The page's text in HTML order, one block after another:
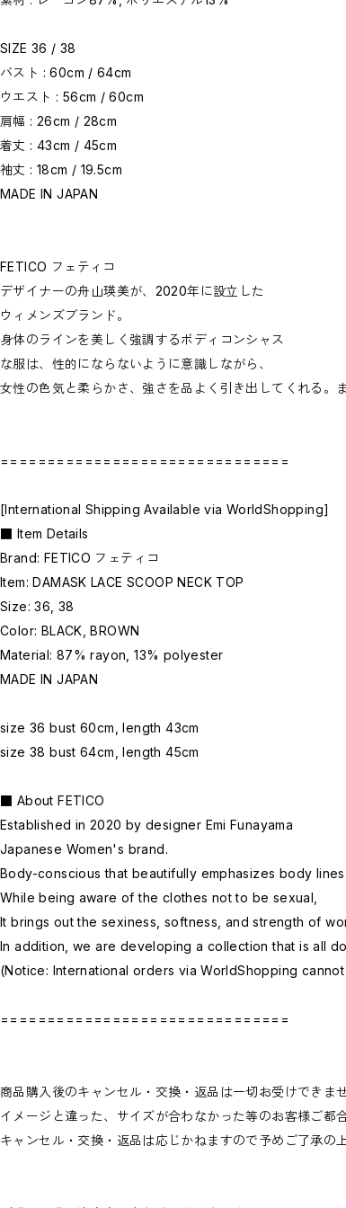
SIZE 36 / 38
バスト : 60cm / 64cm
ウエスト : 56cm / 60cm
肩幅 : 26cm / 28cm
着丈 : 43cm / 45cm
袖丈 : 18cm / 19.5cm
MADE IN JAPAN
FETICO フェティコ
デザイナーの舟山瑛美が、2020年に設立した
ウィメンズブランド。
身体のラインを美しく強調するボディコンシャス
な服は、性的にならないように意識しながら、
女性の色気と柔らかさ、強さを品よく引き出してくれる。
===============================
[International Shipping Available via WorldShopping]
■ Item Details
Brand: FETICO フェティコ
Item: DAMASK LACE SCOOP NECK TOP
Size: 36, 38
Color: BLACK, BROWN
Material: 87% rayon, 13% polyester
MADE IN JAPAN
size 36 bust 60cm, length 43cm
size 38 bust 64cm, length 45cm
■ About FETICO
Established in 2020 by designer Emi Funayama
Japanese Women's brand.
Body-conscious that beautifully emphasizes body lines
While being aware of the clothes not to be sexual,
It brings out the sexiness, softness, and strength of
In addition, we are developing a collection that is all
(Notice: International orders via WorldShopping
===============================
商品購入後のキャンセル・交換・返品は一切お受けできませ
イメージと違った、サイズが合わなかった等のお客様ご都
キャンセル・交換・返品は応じかねますので予めご了承の